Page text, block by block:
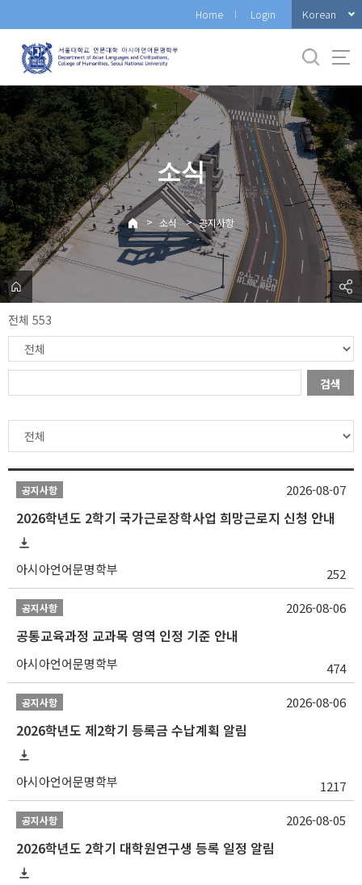
로
메
뉴
Home Login Korean
소식
> 소식 > 공지사항
전체 553
검색
공지사항
2026학년도 2학기 국가근로장학사업 희망근로지 신청 안내
아시아언어문명학부 252
2026-08-07
공지사항
공통교육과정 교과목 영역 인정 기준 안내
아시아언어문명학부 474
2026-08-06
공지사항
2026학년도 제2학기 등록금 수납계획 알림
아시아언어문명학부 1217
2026-08-06
공지사항
2026학년도 2학기 대학원연구생 등록 일정 알림
2026-08-05